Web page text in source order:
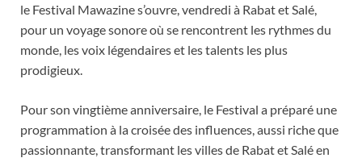
le Festival Mawazine s’ouvre, vendredi à Rabat et Salé,
pour un voyage sonore où se rencontrent les rythmes du
monde, les voix légendaires et les talents les plus
prodigieux.
Pour son vingtième anniversaire, le Festival a préparé une
programmation à la croisée des influences, aussi riche que
passionnante, transformant les villes de Rabat et Salé en